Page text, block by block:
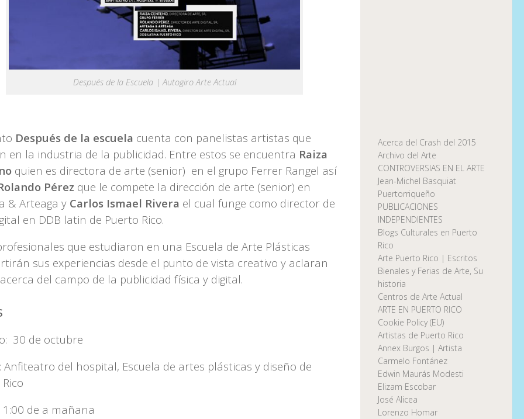
Después de la Escuela | Autogiro Arte Actual
Después de la escuela cuenta con panelistas artistas que
en la industria de la publicidad. Entre estos se encuentra Raiza
quien es directora de arte (senior) en el grupo Ferrer Rangel así
Pérez que le compete la dirección de arte (senior) en
& Arteaga y Carlos Ismael Rivera el cual funge como director de
en DDB latin de Puerto Rico.
que estudiaron en una Escuela de Arte Plásticas
sus experiencias desde el punto de vista creativo y aclaran
del campo de la publicidad física y digital.
30 de octubre
Anfiteatro del hospital, Escuela de artes plásticas y diseño de
de a mañana
Acerca del Crash del 2015
Archivo del Arte
CONTROVERSIAS EN EL ARTE
Jean-Michel Basquiat
Puertorriqueño
PUBLICACIONES
INDEPENDIENTES
Blogs Culturales en Puerto
Rico
Arte Puerto Rico | Escritos
Bienales y Ferias de Arte, Su
historia
Centros de Arte Actual
ARTE EN PUERTO RICO
Cookie Policy (EU)
Artistas de Puerto Rico
Annex Burgos | Artista
Carmelo Fontánez
Edwin Maurás Modesti
Elizam Escobar
José Alicea
Lorenzo Homar